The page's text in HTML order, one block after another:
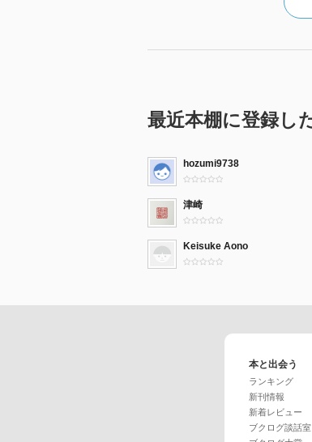
最近本棚に登録し
hozumi9738
津崎
Keisuke Aono
本と出会う
ランキング
新刊情報
新着レビュー
ブクログ談話室